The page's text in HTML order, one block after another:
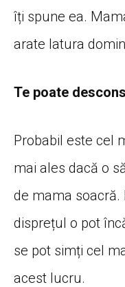
îți spune ea.
arate latura
Te poate
Probabil este cel
mai ales dacă o
de mama soacră.
disprețul o pot
se pot simți cel
acest lucru.